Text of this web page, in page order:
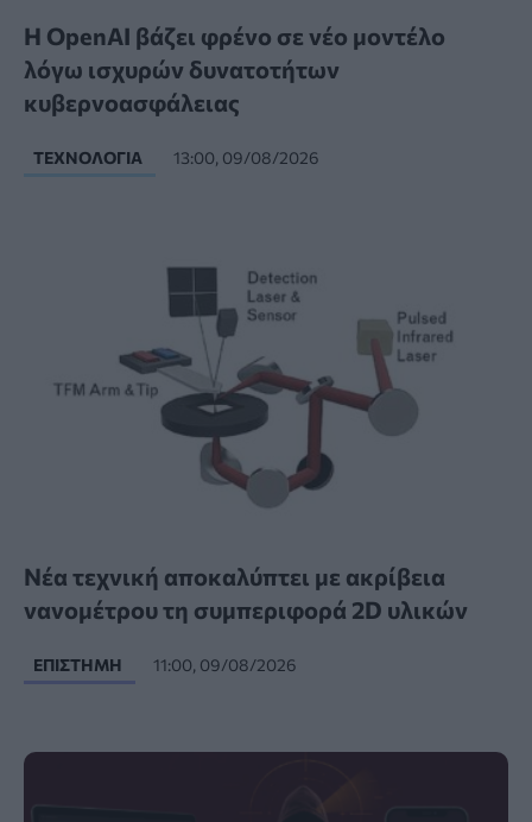
Η OpenAI βάζει φρένο σε νέο μοντέλο
λόγω ισχυρών δυνατοτήτων
κυβερνοασφάλειας
ΤΕΧΝΟΛΟΓΊΑ 13:00, 09/08/2026
Νέα τεχνική αποκαλύπτει με ακρίβεια
νανομέτρου τη συμπεριφορά 2D υλικών
ΕΠΙΣΤΉΜΗ 11:00, 09/08/2026